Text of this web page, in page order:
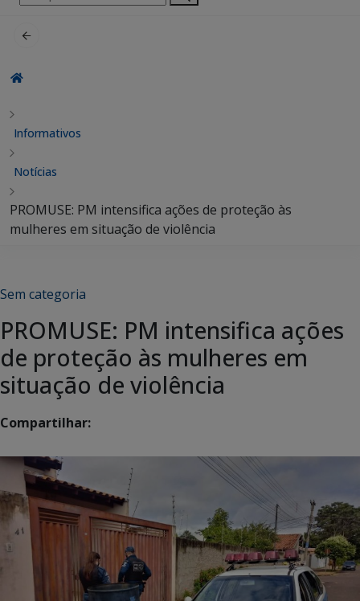
por:
Informativos
Notícias
PROMUSE: PM intensifica ações de proteção às
mulheres em situação de violência
Sem categoria
PROMUSE: PM intensifica ações
de proteção às mulheres em
situação de violência
Compartilhar: